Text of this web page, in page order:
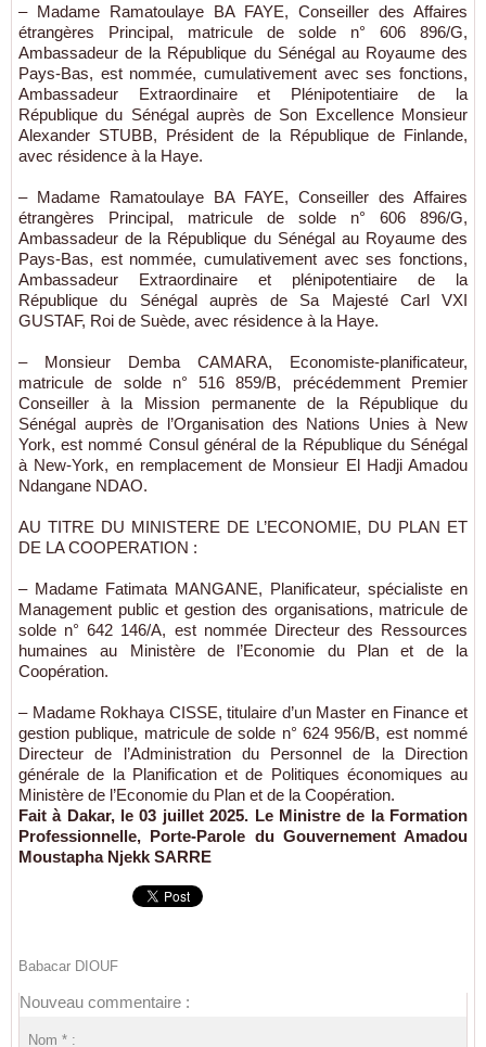
– Madame Ramatoulaye BA FAYE, Conseiller des Affaires
étrangères Principal, matricule de solde n° 606 896/G,
Ambassadeur de la République du Sénégal au Royaume des
Pays-Bas, est nommée, cumulativement avec ses fonctions,
Ambassadeur Extraordinaire et Plénipotentiaire de la
République du Sénégal auprès de Son Excellence Monsieur
Alexander STUBB, Président de la République de Finlande,
avec résidence à la Haye.
– Madame Ramatoulaye BA FAYE, Conseiller des Affaires
étrangères Principal, matricule de solde n° 606 896/G,
Ambassadeur de la République du Sénégal au Royaume des
Pays-Bas, est nommée, cumulativement avec ses fonctions,
Ambassadeur Extraordinaire et plénipotentiaire de la
République du Sénégal auprès de Sa Majesté Carl VXI
GUSTAF, Roi de Suède, avec résidence à la Haye.
– Monsieur Demba CAMARA, Economiste-planificateur,
matricule de solde n° 516 859/B, précédemment Premier
Conseiller à la Mission permanente de la République du
Sénégal auprès de l’Organisation des Nations Unies à New
York, est nommé Consul général de la République du Sénégal
à New-York, en remplacement de Monsieur El Hadji Amadou
Ndangane NDAO.
AU TITRE DU MINISTERE DE L’ECONOMIE, DU PLAN ET
DE LA COOPERATION :
– Madame Fatimata MANGANE, Planificateur, spécialiste en
Management public et gestion des organisations, matricule de
solde n° 642 146/A, est nommée Directeur des Ressources
humaines au Ministère de l’Economie du Plan et de la
Coopération.
– Madame Rokhaya CISSE, titulaire d’un Master en Finance et
gestion publique, matricule de solde n° 624 956/B, est nommé
Directeur de l’Administration du Personnel de la Direction
générale de la Planification et de Politiques économiques au
Ministère de l’Economie du Plan et de la Coopération.
Fait à Dakar, le 03 juillet 2025. Le Ministre de la Formation
Professionnelle, Porte-Parole du Gouvernement Amadou
Moustapha Njekk SARRE
Babacar DIOUF
Nouveau commentaire :
Nom * :